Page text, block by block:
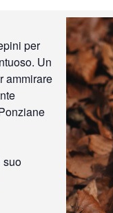
per
Un
ammirare
suo